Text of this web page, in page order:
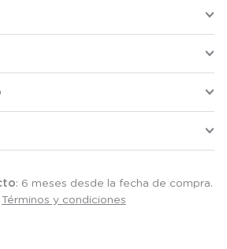
: 6 meses desde la fecha de compra.
Términos y condiciones